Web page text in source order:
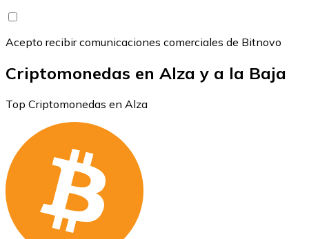
Acepto recibir comunicaciones comerciales de Bitnovo
Criptomonedas en Alza y a la Baja
Top Criptomonedas en Alza